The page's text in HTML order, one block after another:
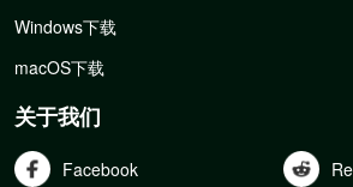
Windows下载
macOS下载
关于我们
Facebook